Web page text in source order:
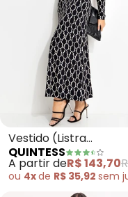
Vestido (Listra
Desconstruída) em
Malha de Viscose
QUINTESS
A partir deR$ 143,70
ou 4xde R$ 35,92 sem